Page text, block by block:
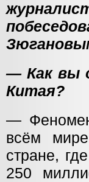
— Как вы
Китая?
— Феномен
всём
стране,
250